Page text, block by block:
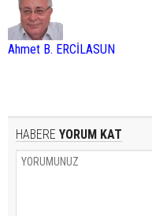
Ahmet B. ERCİLASUN
HABERE YORUM KAT